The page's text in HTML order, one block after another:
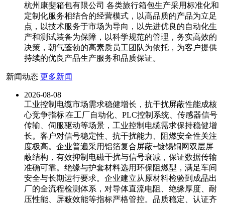
杭州康斐箱包有限公司 各类旅行箱包生产采用标准化和
定制化服务相结合的经营模式，以高品质的产品为立足
点，以技术服务于市场为导向，以先进优良的自动化生
产和测试装备为保障，以科学规范的管理，务实高效的
决策，朝气蓬勃的高素质员工团队为依托，为客户提供
持续的优良产品生产服务和品质保证。
新闻动态 更多新闻
2026-08-08
工业控制电缆市场需求稳健增长，抗干扰屏蔽性能成核
心竞争指标|在工厂自动化、PLC控制系统、传感器信号
传输、伺服驱动等场景，工业控制电缆需求保持稳健增
长。客户对信号稳定性、抗干扰能力、阻燃安全性关注
度极高。企业普遍采用铝箔复合屏蔽+镀锡铜网双层屏
蔽结构，有效抑制电磁干扰与信号衰减，保证数据传输
准确可靠。绝缘与护套材料选用环保阻燃型，满足车间
安全与长期运行要求。企业建立从原材料检验到成品出
厂的全流程检测体系，对导体直流电阻、绝缘厚度、耐
压性能、屏蔽效能等指标严格管控。品质稳定、认证齐